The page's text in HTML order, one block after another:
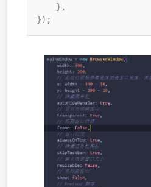
    },
});